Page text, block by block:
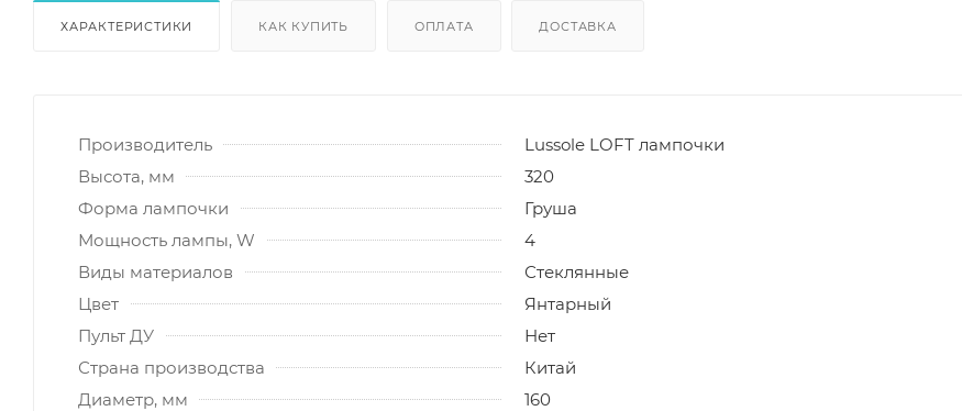
ХАРАКТЕРИСТИКИ КАК КУПИТЬ ОПЛАТА ДОСТАВКА
Производитель
Lussole LOFT лампочки
Высота, мм
320
Форма лампочки
Груша
Мощность лампы, W
4
Виды материалов
Стеклянные
Цвет
Янтарный
Пульт ДУ
Нет
Страна производства
Китай
Диаметр, мм
160